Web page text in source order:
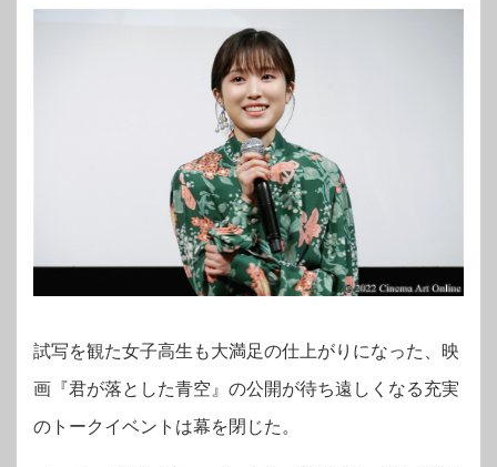
試写を観た女子高生も大満足の仕上がりになった、映
画『君が落とした青空』の公開が待ち遠しくなる充実
のトークイベントは幕を閉じた。